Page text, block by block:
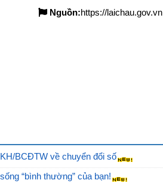
Nguồn:https://laichau.gov.vn
BCĐTW về chuyển đổi số
“bình thường” của bạn!